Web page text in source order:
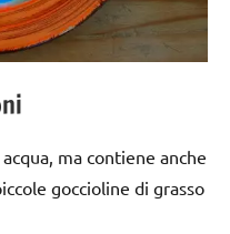
ma contiene anche
goccioline di grasso